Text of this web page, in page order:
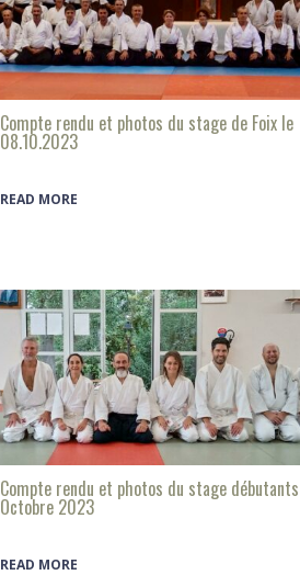
Compte rendu et photos du stage de Foix le
08.10.2023
READ MORE
Compte rendu et photos du stage
Octobre 2023
READ MORE